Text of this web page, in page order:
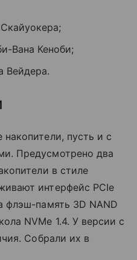
Вана Кеноби;
Вейдера.
пусть и с
Предусмотрено два
в стиле
интерфейс PCIe
флэш-память 3D NAND
NVMe 1.4. У версии с
Собрали их в